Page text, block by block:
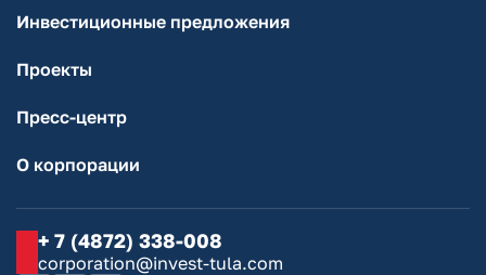
Инвестиционные предложения
Проекты
Пресс-центр
О корпорации
+ 7 (4872) 338-008
corporation@invest-tula.com